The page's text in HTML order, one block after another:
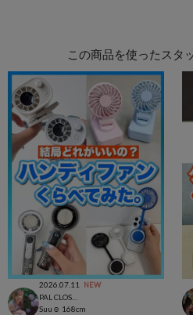
この商品を使ったスタ
2026.07.11 NEW
Suu☺︎ 168cm